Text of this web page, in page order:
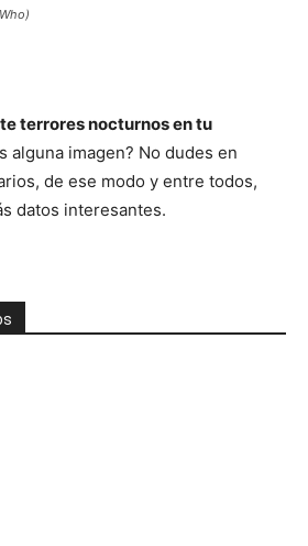
terrores nocturnos en tu
alguna imagen? No dudes en
de ese modo y entre todos,
datos interesantes.